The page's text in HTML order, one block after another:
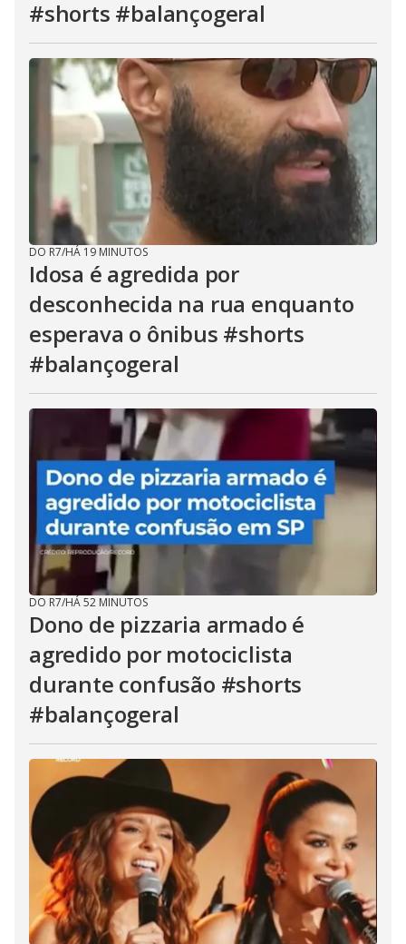
#shorts #balançogeral
DO R7/HÁ 19 MINUTOS
Idosa é agredida por
desconhecida na rua enquanto
esperava o ônibus #shorts
#balançogeral
DO R7/HÁ 52 MINUTOS
Dono de pizzaria armado é
agredido por motociclista
durante confusão #shorts
#balançogeral